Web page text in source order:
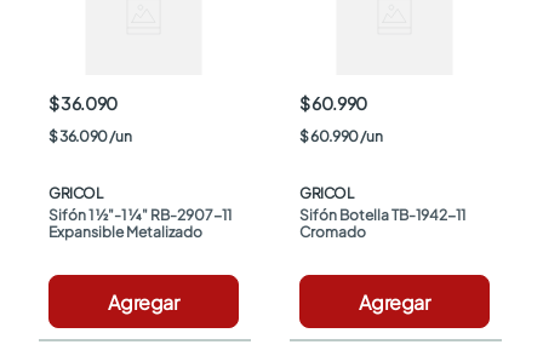
$ 36.090
$36.090/un
GRICOL
Sifón 1 ½"-1 ¼" RB-2907-11
Expansible Metalizado
Agregar
$ 60.990
$60.990/un
GRICOL
Sifón Botella TB-1942-11
Cromado
Agregar